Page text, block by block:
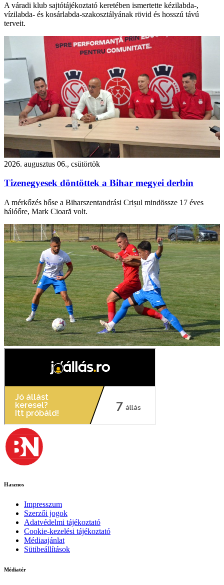
A váradi klub sajtótájékoztató keretében ismertette kézilabda-,
vízilabda- és kosárlabda-szakosztályának rövid és hosszú távú
terveit.
2026. augusztus 06., csütörtök
Tizenegyesek döntöttek a Bihar megyei derbin
A mérkőzés hőse a Biharszentandrási Crișul mindössze 17 éves
hálóőre, Mark Cioară volt.
Hasznos
Impresszum
Szerzői jogok
Adatvédelmi tájékoztató
Cookie-kezelési tájékoztató
Médiaajánlat
Sütibeállítások
Médiatér